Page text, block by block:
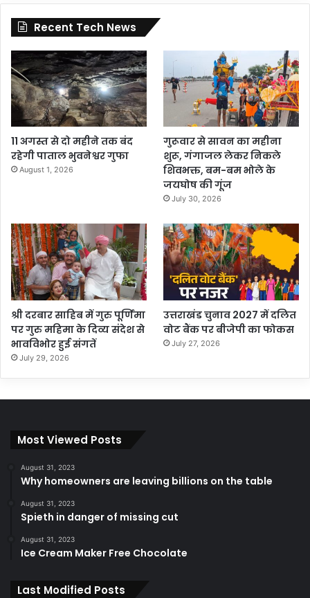
Recent Tech News
11 अगस्त से दो महीने तक बंद
रहेगी पाताल भुवनेश्वर गुफा
August 1, 2026
गुरूवार से सावन का महीना
शुरू, गंगाजल लेकर निकले
शिवभक्त, बम-बम भोले के
जयघोष की गूंज
July 30, 2026
श्री दरबार साहिब में गुरु पूर्णिमा
पर गुरु महिमा के दिव्य संदेश से
भावविभोर हुई संगतें
July 29, 2026
उत्तराखंड चुनाव 2027 में दलित
वोट बैंक पर बीजेपी का फोकस
July 27, 2026
Most Viewed Posts
August 31, 2023
Why homeowners are leaving billions on the table
August 31, 2023
Spieth in danger of missing cut
August 31, 2023
Ice Cream Maker Free Chocolate
Last Modified Posts